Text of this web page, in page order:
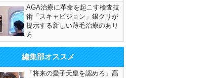
AGA治療に革命を起こす検査技
術「スキャビジョン」銀クリが
提示する新しい薄毛治療のあり
方
編集部オススメ
「将来の愛子天皇を認めろ」高